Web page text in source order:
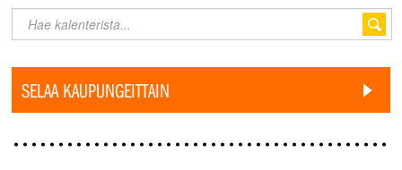
SELAA KAUPUNGEITTAIN